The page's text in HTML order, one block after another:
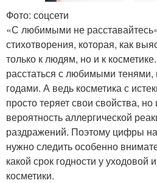
Фото: соцсети
«С любимыми не
стихотворения, которая, как
только к людям, но и к
расстаться с любимыми
годами. А ведь косметика с
просто теряет свои свойства,
вероятность аллергической
раздражений. Поэтому цифры на
нужно следить особенно
какой срок годности у уходовой
косметики.